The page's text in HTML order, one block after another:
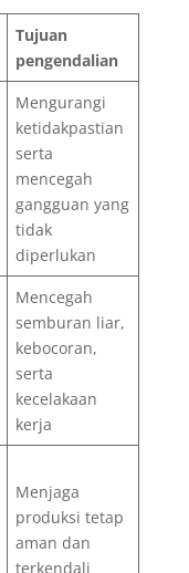
Tujuan
pengendalian
Mengurangi
ketidakpastian
serta
mencegah
gangguan yang
tidak
diperlukan
Mencegah
semburan liar,
kebocoran,
serta
kecelakaan
kerja
Menjaga
produksi tetap
aman dan
terkendali